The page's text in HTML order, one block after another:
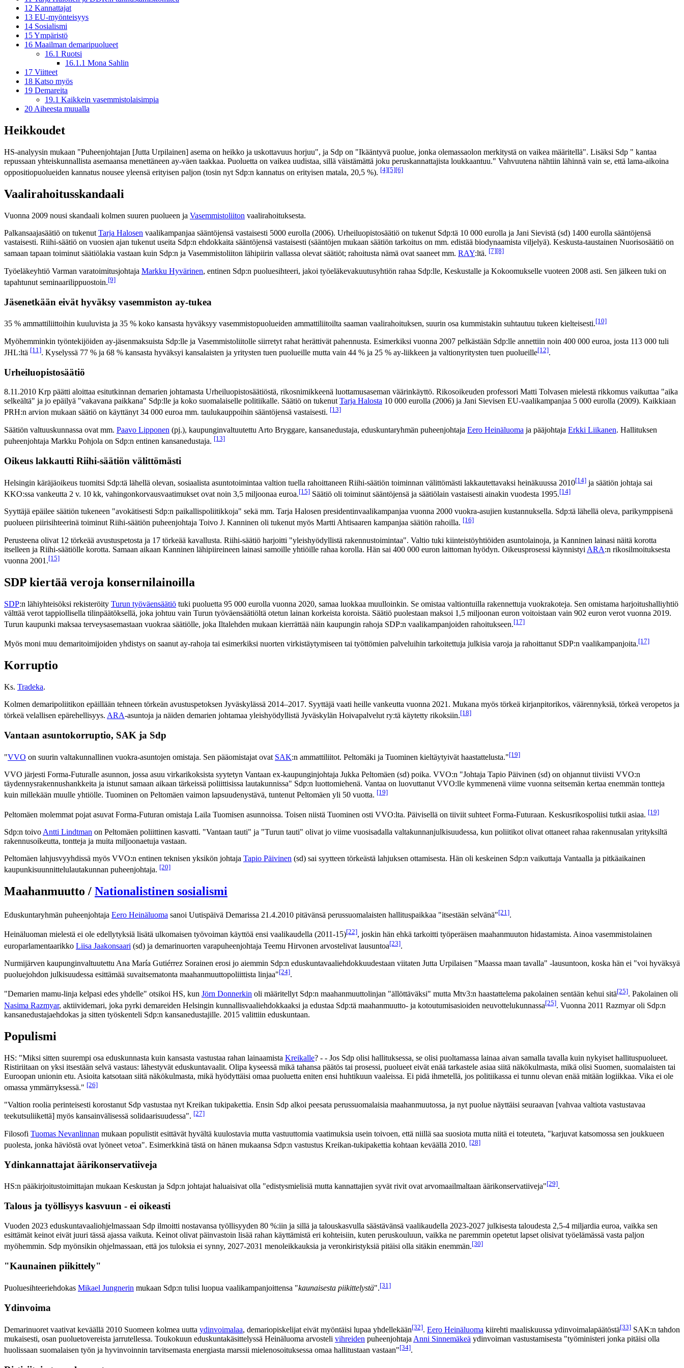
12 Kannattajat
13 EU-myönteisyys
14 Sosialismi
15Ympäristö
16 Maailman demaripuolueet
16.1 Ruotsi
16.1.1 Mona Sahlin
17 Viitteet
18 Katso myös
19 Demareita
19.1 Kaikkein vasemmistolaisimpia
20 Aiheesta muualla
Heikkoudet
HS-analyysin mukaan "Puheenjohtajan [Jutta Urpilainen] asema on heikko ja uskottavuus horjuu", ja Sdp on "Ikääntyvä puolue, jonka olemassaolon merkitystä on vaikea määritellä". Lisäksi Sdp " kantaa
repussaan yhteiskunnallista asemaansa menettäneen ay-väen taakkaa. Puoluetta on vaikea uudistaa, sillä väistämättä joku peruskannattajista loukkaantuu." Vahvuutena nähtiin lähinnä vain se, että lama-aikoina
oppositiopuolueiden kannatus nousee yleensä erityisen paljon (tosin nyt Sdp:n kannatus on erityisen matala, 20,5 %). [4][5][6]
Vaalirahoitusskandaali
Vuonna 2009 nousi skandaali kolmen suuren puolueen ja Vasemmistoliiton vaalirahoituksesta.
Palkansaajasäätiö on tukenut Tarja Halosen vaalikampanjaa sääntöjensä vastaisesti 5000 eurolla (2006). Urheiluopistosäätiö on tukenut Sdp:tä 10 000 eurolla ja Jani Sievistä (sd) 1400 eurolla sääntöjensä
vastaisesti. Riihi-säätiö on vuosien ajan tukenut useita Sdp:n ehdokkaita sääntöjensä vastaisesti (sääntöjen mukaan säätiön tarkoitus on mm. edistää biodynaamista viljelyä). Keskusta-taustainen Nuorisosäätiö on
samaan tapaan toiminut säätiölakia vastaan kuin Sdp:n ja Vasemmistoliiton lähipiirin vallassa olevat säätiöt; rahoitusta nämä ovat saaneet mm. RAY:ltä. [7][8]
Työeläkeyhtiö Varman varatoimitusjohtaja Markku Hyvärinen, entinen Sdp:n puoluesihteeri, jakoi työeläkevakuutusyhtiön rahaa Sdp:lle, Keskustalle ja Kokoomukselle vuoteen 2008 asti. Sen jälkeen tuki on
tapahtunut seminaarilippuostoin.[9]
Jäsenetkään eivät hyväksy vasemmiston ay-tukea
35 % ammattiliittoihin kuuluvista ja 35 % koko kansasta hyväksyy vasemmistopuolueiden ammattiliitoilta saaman vaalirahoituksen, suurin osa kummistakin suhtautuu tukeen kielteisesti.[10]
Myöhemminkin työntekijöiden ay-jäsenmaksuista Sdp:lle ja Vasemmistoliitolle siirretyt rahat herättivät pahennusta. Esimerkiksi vuonna 2007 pelkästään Sdp:lle annettiin noin 400 000 euroa, josta 113 000 tuli
JHL:ltä [11]. Kyselyssä 77 % ja 68 % kansasta hyväksyi kansalaisten ja yritysten tuen puolueille mutta vain 44 % ja 25 % ay-liikkeen ja valtionyritysten tuen puolueille[12].
Urheiluopistosäätiö
8.11.2010 Krp päätti aloittaa esitutkinnan demarien johtamasta Urheiluopistosäätiöstä, rikosnimikkeenä luottamusaseman väärinkäyttö. Rikosoikeuden professori Matti Tolvasen mielestä rikkomus vaikuttaa "aika
selkeältä" ja jo epäilyä "vakavana paikkana" Sdp:lle ja koko suomalaiselle politiikalle. Säätiö on tukenutTarja Halosta 10 000 eurolla (2006) ja Jani Sievisen EU-vaalikampanjaa 5 000 eurolla (2009). Kaikkiaan
PRH:n arvion mukaan säätiö on käyttänyt 34 000 euroa mm. taulukauppoihin sääntöjensä vastaisesti. [13]
Säätiön valtuuskunnassa ovat mm. Paavo Lipponen (pj.), kaupunginvaltuutettu Arto Bryggare, kansanedustaja, eduskuntaryhmän puheenjohtaja Eero Heinäluoma ja pääjohtaja Erkki Liikanen. Hallituksen
puheenjohtaja Markku Pohjola on Sdp:n entinen kansanedustaja. [13]
Oikeus lakkautti Riihi-säätiön välittömästi
Helsingin käräjäoikeus tuomitsi Sdp:tä lähellä olevan, sosiaalista asuntotoimintaa valtion tuella rahoittaneen Riihi-säätiön toiminnan välittömästi lakkautettavaksi heinäkuussa 2010[14] ja säätiön johtaja sai
KKO:ssa vankeutta 2 v. 10 kk, vahingonkorvausvaatimukset ovat noin 3,5 miljoonaa euroa.[15] Säätiö oli toiminut sääntöjensä ja säätiölain vastaisesti ainakin vuodesta 1995.[14]
Syyttäjä epäilee säätiön tukeneen "avokätisesti Sdp:n paikallispoliitikkoja" sekä mm. Tarja Halosen presidentinvaalikampanjaa vuonna 2000 vuokra-asujien kustannuksella. Sdp:tä lähellä oleva, parikymppisenä
puolueen piirisihteerinä toiminut Riihi-säätiön puheenjohtaja Toivo J. Kanninen oli tukenut myös Martti Ahtisaaren kampanjaa säätiön rahoilla. [16]
Perusteena olivat 12 törkeää avustuspetosta ja 17 törkeää kavallusta. Riihi-säätiö harjoitti "yleishyödyllistä rakennustoimintaa". Valtio tuki kiinteistöyhtiöiden asuntolainoja, ja Kanninen lainasi näitä korotta
itselleen ja Riihi-säätiölle korotta. Samaan aikaan Kanninen lähipiireineen lainasi samoille yhtiöille rahaa korolla. Hän sai 400 000 euron laittoman hyödyn. Oikeusprosessi käynnistyi ARA:n rikosilmoituksesta
vuonna 2001.[15]
SDP kiertää veroja konsernilainoilla
SDP:n lähiyhteisöksi rekisteröity Turun työväensäätiö tuki puoluetta 95 000 eurolla vuonna 2020, samaa luokkaa muulloinkin. Se omistaa valtiontuilla rakennettuja vuokrakoteja. Sen omistama harjoitushalliyhtiö
välttää verot tappiollisella tilinpäätöksellä, joka johtuu vain Turun työväensäätiöltä otetun lainan korkeista koroista. Säätiö puolestaan maksoi 1,5 miljoonan euron voitoistaan vain 902 euron verot vuonna 2019.
Turun kaupunki maksaa terveysasemastaan vuokraa säätiölle, joka Iltalehden mukaan kierrättää näin kaupungin rahoja SDP:n vaalikampanjoiden rahoitukseen.[17]
Myös moni muu demaritoimijoiden yhdistys on saanut ay-rahoja tai esimerkiksi nuorten virkistäytymiseen tai työttömien palveluihin tarkoitettuja julkisia varoja ja rahoittanut SDP:n vaalikampanjoita.[17]
Korruptio
Ks. Tradeka.
Kolmen demaripoliitikon epäillään tehneen törkeän avustuspetoksen Jyväskylässä 2014–2017. Syyttäjä vaati heille vankeutta vuonna 2021. Mukana myös törkeä kirjanpitorikos, väärennyksiä, törkeä veropetos ja
törkeä velallisen epärehellisyys. ARA-asuntoja ja näiden demarien johtamaa yleishyödyllistä Jyväskylän Hoivapalvelut ry:tä käytetty rikoksiin.[18]
Vantaan asuntokorruptio, SAK ja Sdp
"VVO on suurin valtakunnallinen vuokra-asuntojen omistaja. Sen pääomistajat ovat SAK:n ammattiliitot. Peltomäki ja Tuominen kieltäytyivät haastattelusta."[19]
VVO järjesti Forma-Futuralle asunnon, jossa asuu virkarikoksista syytetyn Vantaan ex-kaupunginjohtaja Jukka Peltomäen (sd) poika. VVO:n "Johtaja Tapio Päivinen (sd) on ohjannut tiiviisti VVO:n
täydennysrakennushankkeita ja istunut samaan aikaan tärkeissä poliittisissa lautakunnissa" Sdp:n luottomiehenä. Vantaa on luovuttanut VVO:lle kymmenenä viime vuonna seitsemän kertaa enemmän tontteja
kuin millekään muulle yhtiölle. Tuominen on Peltomäen vaimon lapsuudenystävä, tuntenut Peltomäen yli 50 vuotta. [19]
Peltomäen molemmat pojat asuvat Forma-Futuran omistaja Laila Tuomisen asunnoissa. Toisen niistä Tuominen osti VVO:lta. Päivisellä on tiiviit suhteet Forma-Futuraan. Keskusrikospoliisi tutkii asiaa. [19]
Sdp:n toivo Antti Lindtman on Peltomäen poliittinen kasvatti. "Vantaan tauti" ja "Turun tauti" olivat jo viime vuosisadalla valtakunnanjulkisuudessa, kun poliitikot olivat ottaneet rahaa rakennusalan yrityksiltä
rakennusoikeutta, tontteja ja muita miljoonaetuja vastaan.
Peltomäen lahjusvyyhdissä myös VVO:n entinen teknisen yksikön johtaja Tapio Päivinen (sd) sai syytteen törkeästä lahjuksen ottamisesta. Hän oli keskeinen Sdp:n vaikuttaja Vantaalla ja pitkäaikainen
kaupunkisuunnittelulautakunnan puheenjohtaja. [20]
Maahanmuutto / Nationalistinen sosialismi
Eduskuntaryhmän puheenjohtaja Eero Heinäluoma sanoi Uutispäivä Demarissa 21.4.2010 pitävänsä perussuomalaisten hallituspaikkaa "itsestään selvänä"[21].
Heinäluoman mielestä ei ole edellytyksiä lisätä ulkomaisen työvoiman käyttöä ensi vaalikaudella (2011-15)[22], joskin hän ehkä tarkoitti työperäisen maahanmuuton hidastamista. Ainoa vasemmistolainen
europarlamentaarikko Liisa Jaakonsaari (sd) ja demarinuorten varapuheenjohtaja Teemu Hirvonen arvostelivat lausuntoa[23].
Nurmijärven kaupunginvaltuutettu Ana María Gutiérrez Sorainen erosi jo aiemmin Sdp:n eduskuntavaaliehdokkuudestaan viitaten Jutta Urpilaisen "Maassa maan tavalla" -lausuntoon, koska hän ei "voi hyväksyä
puoluejohdon julkisuudessa esittämää suvaitsematonta maahanmuuttopoliittista linjaa"[24].
"Demarien mamu-linja kelpasi edes yhdelle" otsikoi HS, kun Jörn Donnerkin oli määritellyt Sdp:n maahanmuuttolinjan "ällöttäväksi" mutta Mtv3:n haastattelema pakolainen sentään kehui sitä[25]. Pakolainen oli
Nasima Razmyar, aktiividemari, joka pyrki demareiden Helsingin kunnallisvaaliehdokkaaksi ja edustaa Sdp:tä maahanmuutto- ja kotoutumisasioiden neuvottelukunnassa[25]. Vuonna 2011 Razmyar oli Sdp:n
kansanedustajaehdokas ja sitten työskenteli Sdp:n kansanedustajille. 2015 valittiin eduskuntaan.
Populismi
HS: "Miksi sitten suurempi osa eduskunnasta kuin kansasta vastustaa rahan lainaamista Kreikalle? - - Jos Sdp olisi hallituksessa, se olisi puoltamassa lainaa aivan samalla tavalla kuin nykyiset hallituspuolueet.
Ristiriitaan on yksi itsestään selvä vastaus: lähestyvät eduskuntavaalit. Olipa kyseessä mikä tahansa päätös tai prosessi, puolueet eivät enää tarkastele asiaa siitä näkökulmasta, mikä olisi Suomen, suomalaisten tai
Euroopan unionin etu. Asioita katsotaan siitä näkökulmasta, mikä hyödyttäisi omaa puoluetta eniten ensi huhtikuun vaaleissa. Ei pidä ihmetellä, jos politiikassa ei tunnu olevan enää mitään logiikkaa. Vika ei ole
omassa ymmärryksessä." [26]
"Valtion roolia perinteisesti korostanut Sdp vastustaa nyt Kreikan tukipakettia. Ensin Sdp alkoi peesata perussuomalaisia maahanmuutossa, ja nyt puolue näyttäisi seuraavan [vahvaa valtiota vastustavaa
teekutsuliikettä] myös kansainvälisessä solidaarisuudessa". [27]
Filosofi Tuomas Nevanlinnan mukaan populistit esittävät hyvältä kuulostavia mutta vastuuttomia vaatimuksia usein toivoen, että niillä saa suosiota mutta niitä ei toteuteta, "karjuvat katsomossa sen joukkueen
puolesta, jonka häviöstä ovat lyöneet vetoa". Esimerkkinä tästä on hänen mukaansa Sdp:n vastustus Kreikan-tukipakettia kohtaan keväällä 2010. [28]
Ydinkannattajat äärikonservatiiveja
HS:n pääkirjoitustoimittajan mukaan Keskustan ja Sdp:n johtajat haluaisivat olla "edistysmielisiä mutta kannattajien syvät rivit ovat arvomaailmaltaan äärikonservatiiveja"[29].
Talous ja työllisyys kasvuun - ei oikeasti
Vuoden 2023 eduskuntavaaliohjelmassaan Sdp ilmoitti nostavansa työllisyyden 80 %:iin ja sillä ja talouskasvulla säästävänsä vaalikaudella 2023-2027 julkisesta taloudesta 2,5-4 miljardia euroa, vaikka sen
esittämät keinot eivät juuri tässä ajassa vaikuta. Keinot olivat päinvastoin lisää rahan käyttämistä eri kohteisiin, kuten peruskouluun, vaikka ne paremmin opetetut lapset olisivat työelämässä vasta paljon
myöhemmin. Sdp myönsikin ohjelmassaan, että jos tuloksia ei synny, 2027-2031 menoleikkauksia ja veronkiristyksiä pitäisi olla sitäkin enemmän.[30]
"Kaunainen piikittely"
Puoluesihteeriehdokas Mikael Jungnerin mukaan Sdp:n tulisi luopua vaalikampanjoittensa "kaunaisesta piikittelystä".[31]
Ydinvoima
Demarinuoret vaativat keväällä 2010 Suomeen kolmea uutta ydinvoimalaa, demariopiskelijat eivät myöntäisi lupaa yhdellekään[32]. Eero Heinäluoma kiirehti maaliskuussa ydinvoimalapäätöstä[33] SAK:n tahdon
mukaisesti, osan puoluetovereista jarrutellessa. Toukokuun eduskuntakäsittelyssä Heinäluoma arvosteli vihreiden puheenjohtaja Anni Sinnemäkeä ydinvoiman vastustamisesta "työministeri jonka pitäisi olla
huolissaan suomalaisen työn ja hyvinvoinnin tarvitsemasta energiasta marssii mielenosoituksessa omaa hallitustaan vastaan"[34].